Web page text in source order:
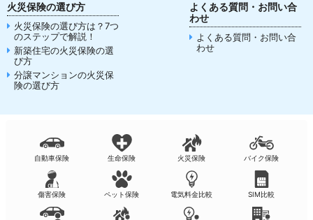
火災保険の選び方
火災保険の選び方は？7つ
のステップで解説！
新築住宅の火災保険の選
び方
分譲マンションの火災保
険の選び方
よくある質問・お問い合
わせ
よくある質問・お問い合
わせ
自動車保険 生命保険 火災保険 バイク保険
傷害保険 ペット保険 電気料金比較 SIM比較